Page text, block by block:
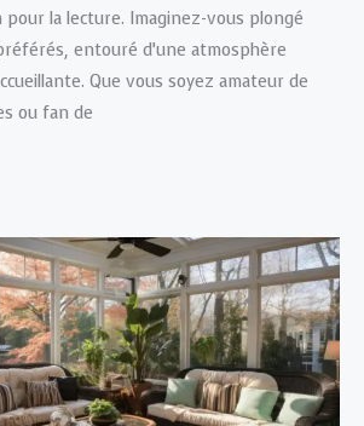
la lecture. Imaginez-vous plongé
entouré d’une atmosphère
Que vous soyez amateur de
ou fan de